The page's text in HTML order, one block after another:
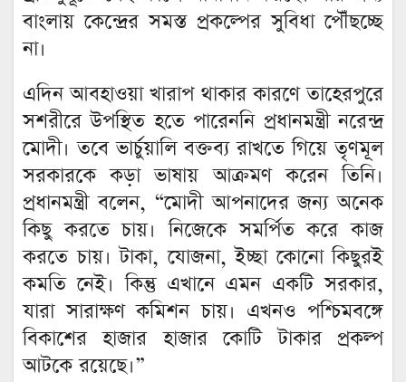
বাংলায় কেন্দ্রের সমস্ত প্রকল্পের সুবিধা পৌঁছচ্ছে
না।
এদিন আবহাওয়া খারাপ থাকার কারণে তাহেরপুরে
সশরীরে উপস্থিত হতে পারেননি প্রধানমন্ত্রী নরেন্দ্র
মোদী। তবে ভার্চুয়ালি বক্তব্য রাখতে গিয়ে তৃণমূল
সরকারকে কড়া ভাষায় আক্রমণ করেন তিনি।
প্রধানমন্ত্রী বলেন, “মোদী আপনাদের জন্য অনেক
কিছু করতে চায়। নিজেকে সমর্পিত করে কাজ
করতে চায়। টাকা, যোজনা, ইচ্ছা কোনো কিছুরই
কমতি নেই। কিন্তু এখানে এমন একটি সরকার,
যারা সারাক্ষণ কমিশন চায়। এখনও পশ্চিমবঙ্গে
বিকাশের হাজার হাজার কোটি টাকার প্রকল্প
আটকে রয়েছে।”